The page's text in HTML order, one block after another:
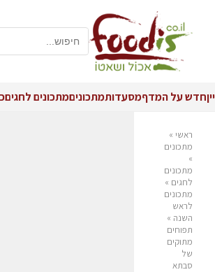
ייןחדש על המדףמסעדותמתכוניםמתכונים לחגים
ראשי »
מתכונים
»
מתכונים
לחגים »
מתכונים
לראש
השנה »
תפוחים
מתוקים
של
סבתא